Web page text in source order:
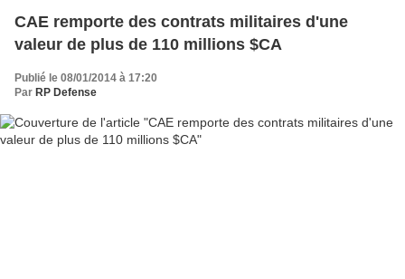
CAE remporte des contrats militaires d'une
valeur de plus de 110 millions $CA
Publié le 08/01/2014 à 17:20
Par RP Defense